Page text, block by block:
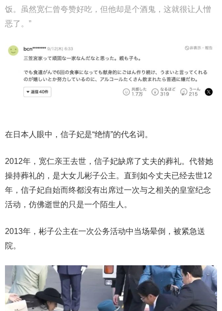
饭。虽然宽仁曾夸赞好吃，但他却是个酒鬼，这就很让人憎
恶了。”
在日本人眼中，信子妃是“绝情”的代名词。
2012年，宽仁亲王去世，信子妃缺席了丈夫的葬礼。代替她
操持葬礼的，是大女儿彬子公主。直到如今丈夫已经去世12
年，信子妃自始而终都没有出席过一次与之相关的皇室纪念
活动，仿佛逝世的只是一个陌生人。
2013年，彬子公主在一次公务活动中当场晕倒，被紧急送
院。